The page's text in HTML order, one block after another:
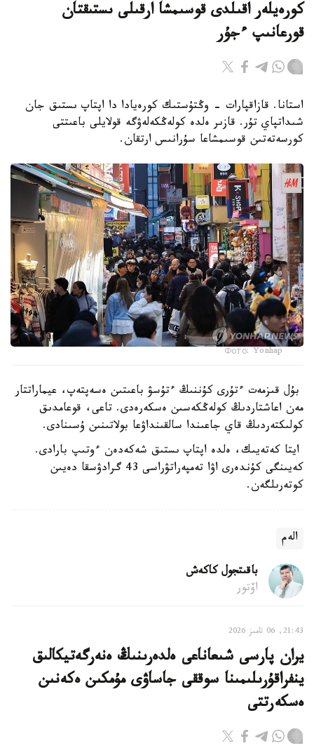
كورەيلەر اقىلدى قوسىمشا ارقىلى ىستىقتان
قورعانىپ ءجۇر
استانا. قازاقپارات - وڭتۇستىك كورەيادا دا اپتاپ ىستىق جان
شىداتپاي تۇر. قازىر ەلدە كولەڭكەلەۋگە قولايلى باعىتتى
كورسەتەتىن قوسىمشاعا سۇرانىس ارتقان.
Фото: Yonhap
بۇل قىزمەت ءتۇرى كۇننىڭ ءتۇسۋ باعىتىن ەسەپتەپ، عيماراتتار
مەن اعاشتاردىڭ كولەڭكەسىن ەسكەرەدى. تاعى، قوعامدىق
كولىكتەردىڭ قاي جاعىندا سالقىنداۋعا بولاتىنىن ۇسىنادى.
ايتا كەتەيىك، ەلدە اپتاپ ىستىق شەكەدەن ءوتىپ بارادى.
كەيىنگى كۇندەرى اۋا تەمپەراتۋراسى 43 گرادۋسقا دەيىن
كوتەرىلگەن.
الەم
باقىتجول كاكەش
اۆتور
21:43, 06 تامىز 2026
يران پارسى شىعاناعى ەلدەرىنىڭ ەنەرگەتيكالىق
ينفراقۇرىلىمىنا سوققى جاساۋى مۇمكىن ەكەنىن
ەسكەرتتى